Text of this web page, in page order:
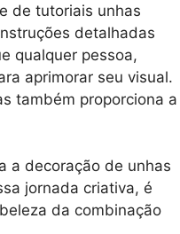
de tutoriais unhas
detalhadas
qualquer pessoa,
aprimorar seu visual.
também proporciona a
a decoração de unhas
jornada criativa, é
da combinação